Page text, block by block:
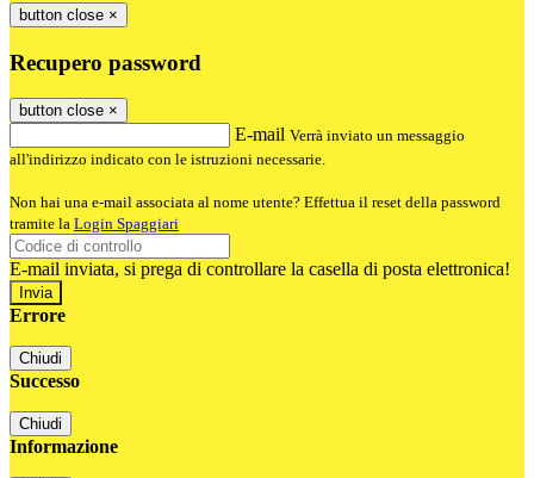
button close ×
Recupero password
button close ×
E-mail Verrà inviato un messaggio
all'indirizzo indicato con le istruzioni necessarie.
Non hai una e-mail associata al nome utente? Effettua il reset della password
tramite la Login Spaggiari
E-mail inviata, si prega di controllare la casella di posta elettronica!
Errore
Chiudi
Successo
Chiudi
Informazione